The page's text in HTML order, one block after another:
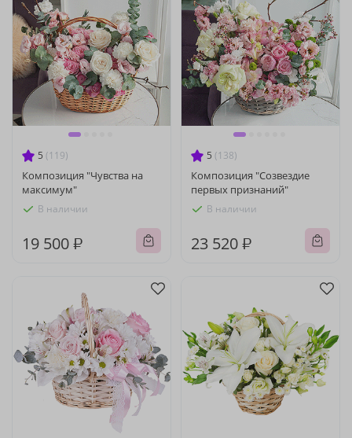
5 (119)
Композиция "Чувства на
максимум"
В наличии
19 500 ₽
5 (138)
Композиция "Созвездие
первых признаний"
В наличии
23 520 ₽